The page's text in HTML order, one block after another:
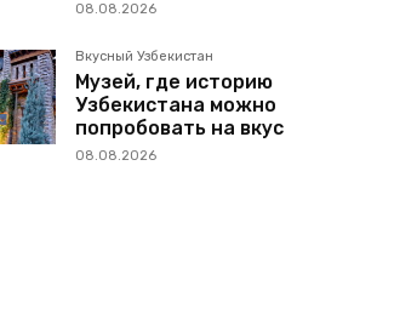
08.08.2026
Вкусный Узбекистан
Музей, где историю
Узбекистана можно
попробовать на вкус
08.08.2026